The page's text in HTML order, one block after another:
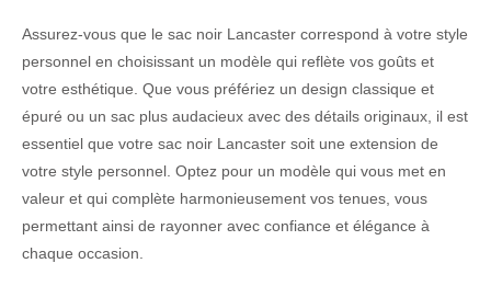
Assurez-vous que le sac noir Lancaster correspond à votre style
personnel en choisissant un modèle qui reflète vos goûts et
votre esthétique. Que vous préfériez un design classique et
épuré ou un sac plus audacieux avec des détails originaux, il est
essentiel que votre sac noir Lancaster soit une extension de
votre style personnel. Optez pour un modèle qui vous met en
valeur et qui complète harmonieusement vos tenues, vous
permettant ainsi de rayonner avec confiance et élégance à
chaque occasion.